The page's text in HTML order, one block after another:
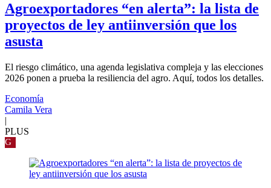
Agroexportadores “en alerta”: la lista de
proyectos de ley antiinversión que los
asusta
El riesgo climático, una agenda legislativa compleja y las elecciones
2026 ponen a prueba la resiliencia del agro. Aquí, todos los detalles.
Economía
Camila Vera
|
PLUS
G